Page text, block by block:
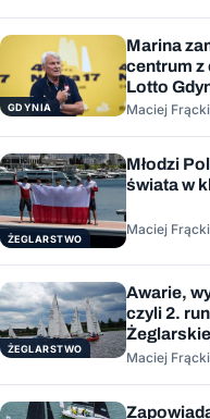
GDYNIA
Marina
centrum
Lotto
Maciej
ŻEGLARSTWO
Młodzi
świata w
Maciej
ŻEGLARSTWO
Awarie,
czyli 2.
Maciej